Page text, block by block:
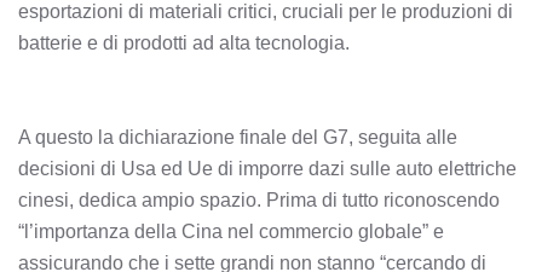
esportazioni di materiali critici, cruciali per le produzioni di
batterie e di prodotti ad alta tecnologia.
A questo la dichiarazione finale del G7, seguita alle
decisioni di Usa ed Ue di imporre dazi sulle auto elettriche
cinesi, dedica ampio spazio. Prima di tutto riconoscendo
“l’importanza della Cina nel commercio globale” e
assicurando che i sette grandi non stanno “cercando di